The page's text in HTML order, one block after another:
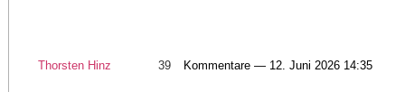
Thorsten Hinz 39 Kommentare — 12. Juni 2026 14:35